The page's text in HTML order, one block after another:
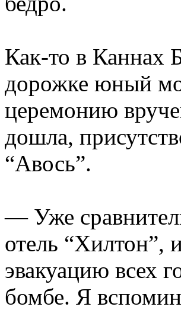
Как-то в Каннах
дорожке юный
церемонию
дошла,
“Авось”.
— Уже
отель “Хилтон”,
эвакуацию всех
бомбе. Я